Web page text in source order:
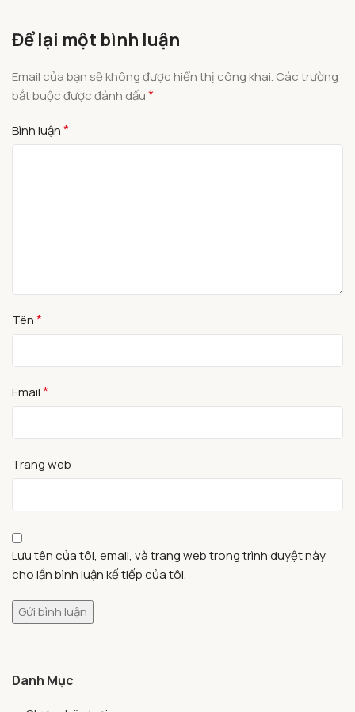
Để lại một bình luận
Email của bạn sẽ không được hiển thị công khai. Các trường
bắt buộc được đánh dấu*
Bình luận*
Tên*
Email*
Trang web
Lưu tên của tôi, email, và trang web trong trình duyệt này
cho lần bình luận kế tiếp của tôi.
Danh Mục